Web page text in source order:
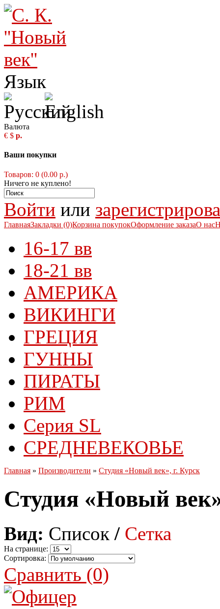
Язык
Валюта
€ $ р.
Ваши покупки
Товаров: 0 (0.00 р.)
Ничего не куплено!
Войти или
ГлавнаяЗакладки (0)Корзина покупокОформление заказаО нас
16-17 вв
18-21 вв
АМЕРИКА
ВИКИНГИ
ГРЕЦИЯ
ГУННЫ
ПИРАТЫ
РИМ
Серия SL
СРЕДНЕВЕКОВЬЕ
Главная » Производители » Студия «Новый век», г. Курск
Студия «Новый
Вид: Список / Сетка
На странице:
Сортировка:
Сравнить (0)